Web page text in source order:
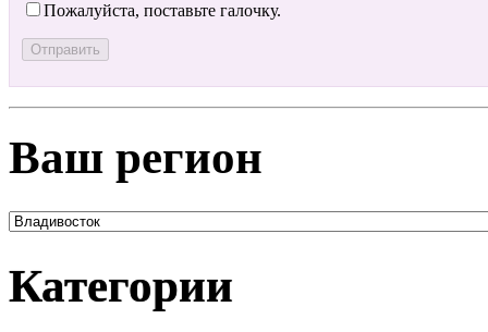
Пожалуйста, поставьте галочку.
Ваш регион
Категории